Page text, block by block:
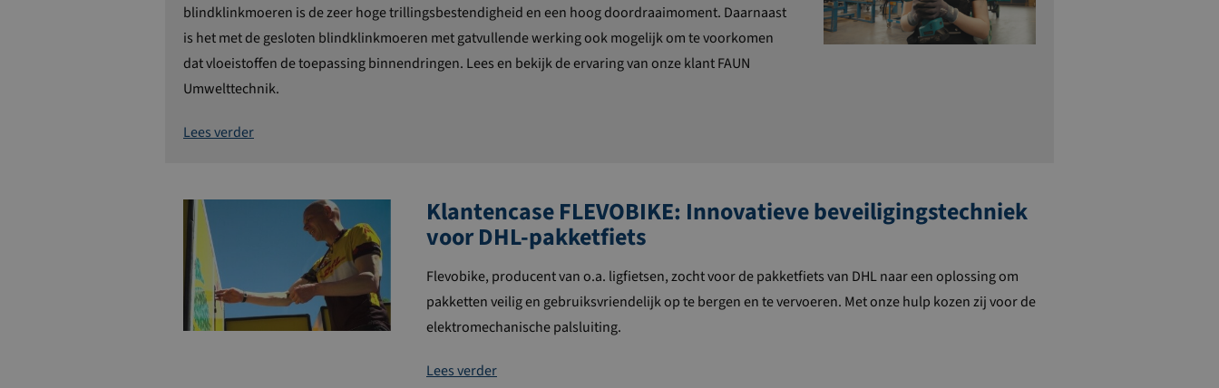
blindklinkmoeren is de zeer hoge trillingsbestendigheid en een hoog doordraaimoment. Daarnaast
is het met de gesloten blindklinkmoeren met gatvullende werking ook mogelijk om te voorkomen
dat vloeistoffen de toepassing binnendringen. Lees en bekijk de ervaring van onze klant FAUN
Umwelttechnik.
Lees verder
Klantencase FLEVOBIKE: Innovatieve beveiligingstechniek
voor DHL-pakketfiets
Flevobike, producentvano.a. ligfietsen,zocht voor de pakketfiets van DHL naar eenoplossingom
pakketten veiligen gebruiksvriendelijkop te bergen en te vervoeren. Met onze hulp kozen zij voor de
elektromechanische palsluiting.
Lees verder